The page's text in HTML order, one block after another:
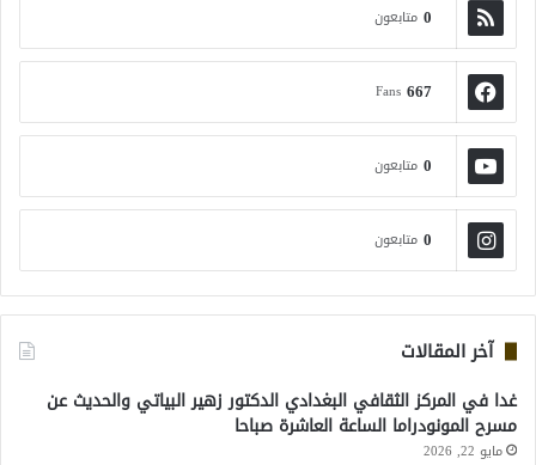
0 متابعون
667
Fans
0 متابعون
0 متابعون
آخر المقالات
غدا في المركز الثقافي البغدادي الدكتور زهير البياتي والحديث عن
مسرح المونودراما الساعة العاشرة صباحا
مايو 22, 2026